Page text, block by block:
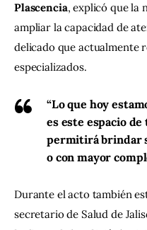
Plascencia, explicó que la
ampliar la capacidad de
delicado que actualmente
especializados.
“Lo que hoy
es este espacio
permitirá brindar
o con mayor
Durante el acto también
secretario de Salud de